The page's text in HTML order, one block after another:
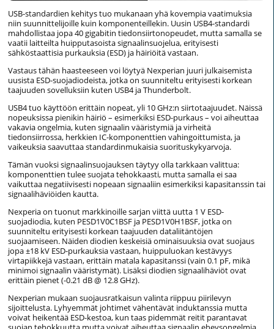
USB-standardien kehitys tuo mukanaan yhä kovempia vaatimuksia
niin suunnittelijoille kuin komponenteillekin. Uusin USB4-standardi
mahdollistaa jopa 40 gigabitin tiedonsiirtonopeudet, mutta samalla se
vaatii laitteilta huipputasoista signaalinsuojelua, erityisesti
sähköstaattisia purkauksia (ESD) ja häiriöitä vastaan.
Vastaus tähän haasteeseen voi löytyä Nexperian juuri julkaisemista
uusista ESD-suojadiodeista, jotka on suunniteltu erityisesti korkean
taajuuden sovelluksiin kuten USB4 ja Thunderbolt.
USB4 tuo käyttöön erittäin nopeat, yli 10 GHz:n siirtotaajuudet. Näissä
nopeuksissa pienikin häiriö – esimerkiksi ESD-purkaus – voi aiheuttaa
vakavia ongelmia, kuten signaalin vääristymiä ja virheitä
tiedonsiirrossa, herkkien IC-komponenttien vahingoittumista, ja
vaikeuksia saavuttaa standardinmukaisia suorituskykyarvoja.
Tämän vuoksi signaalinsuojauksen täytyy olla tarkkaan valittua:
komponenttien tulee suojata tehokkaasti, mutta samalla ei saa
vaikuttaa negatiivisesti nopeaan signaaliin esimerkiksi kapasitanssin tai
signaalihäviöiden kautta.
Nexperia on tuonut markkinoille sarjan viittä uutta 1 V ESD-
suojadiodia, kuten PESD1V0C1BSF ja PESD1V0H1BSF, jotka on
suunniteltu erityisesti korkean taajuuden dataliitäntöjen
suojaamiseen. Näiden diodien keskeisiä ominaisuuksia ovat suojaus
jopa ±18 kV ESD-purkauksia vastaan, huippuluokan kestävyys
virtapiikkejä vastaan, erittäin matala kapasitanssi (vain 0.1 pF, mikä
minimoi signaalin vääristymät). Lisäksi diodien signaalihäviöt ovat
erittäin pienet (-0.21 dB @ 12.8 GHz).
Nexperian mukaan suojausratkaisun valinta riippuu piirilevyn
sijoittelusta. Lyhyemmät johtimet vähentävät induktanssia mutta
voivat heikentää ESD-kestoa, kun taas pidemmät reitit parantavat